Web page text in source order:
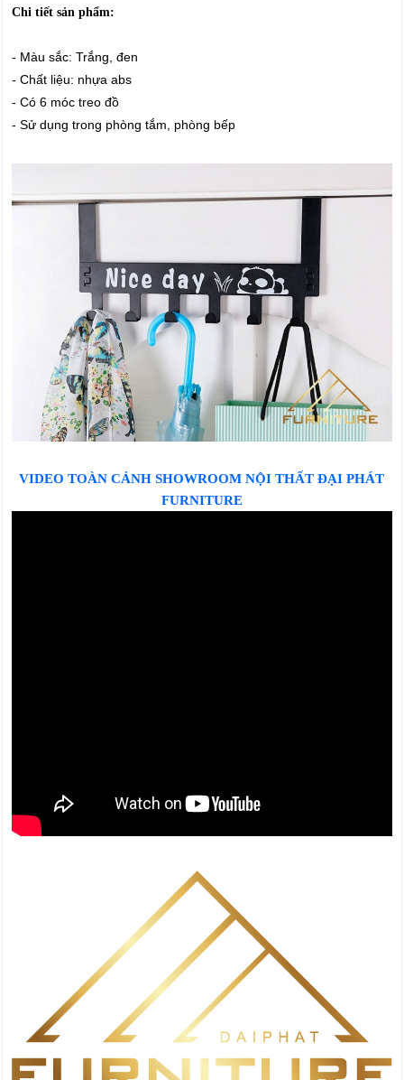
Chi tiết sản phẩm:
- Màu sắc: Trắng, đen
- Chất liệu: nhựa abs
- Có 6 móc treo đồ
- Sử dụng trong phòng tắm, phòng bếp
VIDEO TOÀN CẢNH SHOWROOM NỘI THẤT ĐẠI PHÁT
FURNITURE